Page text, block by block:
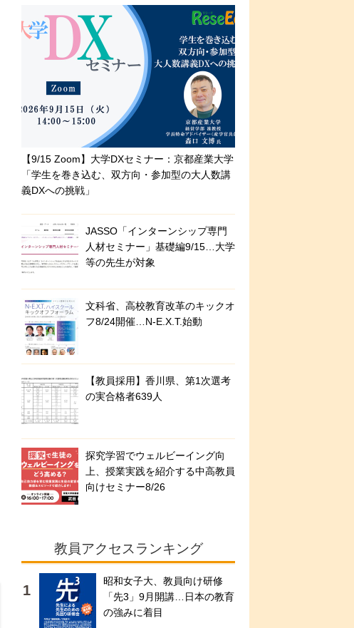
【9/15 Zoom】大学DXセミナー：京都産業大学
「学生を巻き込む、双方向・参加型の大人数講
義DXへの挑戦」
JASSO「インターンシップ専門
人材セミナー」基礎編9/15…大学
等の先生が対象
文科省、高校教育改革のキックオ
フ8/24開催…N-E.X.T.始動
【教員採用】香川県、第1次選考
の実合格者639人
探究学習でウェルビーイング向
上、授業実践を紹介する中高教員
向けセミナー8/26
教員アクセスランキング
昭和女子大、教員向け研修
「先3」9月開講…日本の教育
の強みに着目